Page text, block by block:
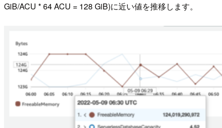
GiB/ACU * 64 ACU = 128 GiB)に近い値を推移します。